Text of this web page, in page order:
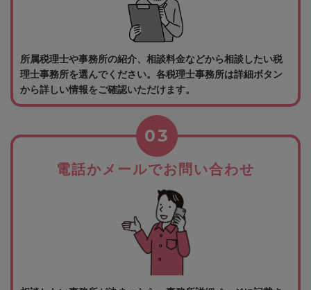
所属税理士や事務所の紹介、相談料金などから相談したい税
理士事務所を選んでください。各税理士事務所は詳細ボタン
から詳しい情報をご確認いただけます。
電話かメールでお問い合わせ
03